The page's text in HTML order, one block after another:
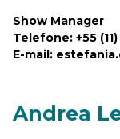
Show Manager
Telefone: +55
E-mail:
Andrea